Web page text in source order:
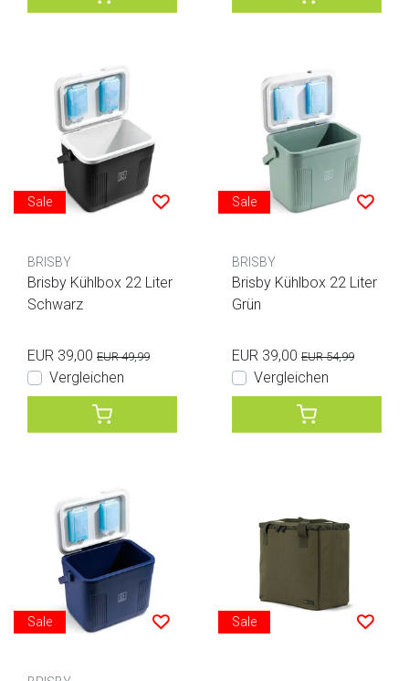
Sale
BRISBY
Brisby Kühlbox 22 Liter
Schwarz
EUR 39,00 EUR 49,99
Vergleichen
Sale
BRISBY
Brisby Kühlbox 22 Liter
Grün
EUR 39,00 EUR 54,99
Vergleichen
Sale Sale